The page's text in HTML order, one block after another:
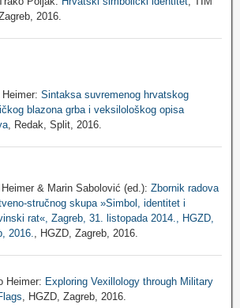
2016.
Sintaksa suvremenog hrvatskog
blazona grba i veksilološkog opisa
, Redak, Split, 2016.
& Marin Sabolović (ed.): Zbornik radova
stručnog skupa »Simbol, identitet i
rat«, Zagreb, 31. listopada 2014., HGZD,
2016.
, HGZD, Zagreb, 2016.
Heimer: Exploring Vexillology through Military
, HGZD, Zagreb, 2016.